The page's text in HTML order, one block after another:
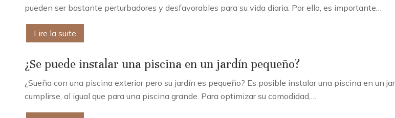
pueden ser bastante perturbadores y desfavorables para su vida diaria. Por ello, es importante…
Lire la suite
¿Se puede instalar una piscina en un jardín pequeño?
¿Sueña con una piscina exterior pero su jardín es pequeño? Es posible instalar una piscina en un
cumplirse, al igual que para una piscina grande. Para optimizar su comodidad,…